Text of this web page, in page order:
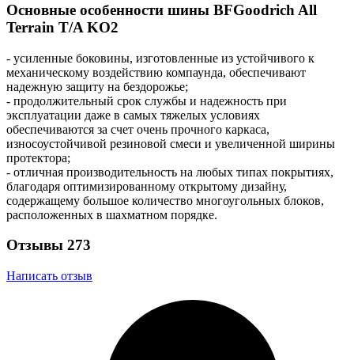
Основные особенности шины BFGoodrich All
Terrain T/A KO2
- усиленные боковины, изготовленные из устойчивого к
механическому воздействию компаунда, обеспечивают
надежную защиту на бездорожье;
- продолжительный срок службы и надежность при
эксплуатации даже в самых тяжелых условиях
обеспечиваются за счет очень прочного каркаса,
износоустойчивой резиновой смеси и увеличенной ширины
протектора;
- отличная производительность на любых типах покрытиях,
благодаря оптимизированному открытому дизайну,
содержащему большое количество многоугольных блоков,
расположенных в шахматном порядке.
Отзывы 273
Написать отзыв